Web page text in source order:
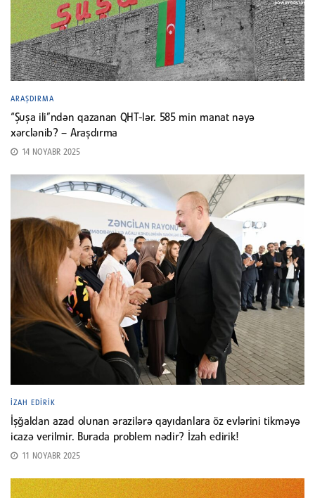
ARAŞDIRMA
“Şuşa ili”ndən qazanan QHT-lər. 585 min manat nəyə
xərclənib? – Araşdırma
14 NOYABR 2025
İZAH EDIRIK
İşğaldan azad olunan ərazilərə qayıdanlara öz evlərini tikməyə
icazə verilmir. Burada problem nədir? İzah edirik!
11 NOYABR 2025